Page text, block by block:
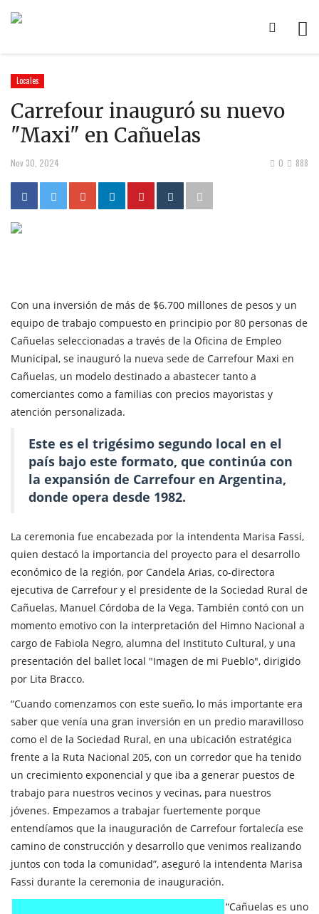
Locales
Carrefour inauguró su nuevo
"Maxi" en Cañuelas
Nov 30, 2024 888
0
Con una inversión de más de $6.700 millones de pesos y un
equipo de trabajo compuesto en principio por 80 personas de
Cañuelas seleccionadas a través de la Oficina de Empleo
Municipal, se inauguró la nueva sede de Carrefour Maxi en
Cañuelas, un modelo destinado a abastecer tanto a
comerciantes como a familias con precios mayoristas y
atención personalizada.
Este es el trigésimo segundo local en el
país bajo este formato, que continúa con
la expansión de Carrefour en Argentina,
donde opera desde 1982.
La ceremonia fue encabezada por la intendenta Marisa Fassi,
quien destacó la importancia del proyecto para el desarrollo
económico de la región, por Candela Arias, co-directora
ejecutiva de Carrefour y el presidente de la Sociedad Rural de
Cañuelas, Manuel Córdoba de la Vega. También contó con un
momento emotivo con la interpretación del Himno Nacional a
cargo de Fabiola Negro, alumna del Instituto Cultural, y una
presentación del ballet local "Imagen de mi Pueblo", dirigido
por Lita Bracco.
“Cuando comenzamos con este sueño, lo más importante era
saber que venía una gran inversión en un predio maravilloso
como el de la Sociedad Rural, en una ubicación estratégica
frente a la Ruta Nacional 205, con un corredor que ha tenido
un crecimiento exponencial y que iba a generar puestos de
trabajo para nuestros vecinos y vecinas, para nuestros
jóvenes. Empezamos a trabajar fuertemente porque
entendíamos que la inauguración de Carrefour fortalecía ese
camino de construcción y desarrollo que venimos realizando
juntos con toda la comunidad”, aseguró la intendenta Marisa
Fassi durante la ceremonia de inauguración.
“Cañuelas es uno